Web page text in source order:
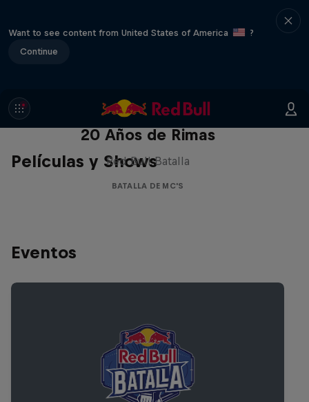
Want to see content from United States of America
?
Continue
Películas y Shows
Red Bull Batalla Nueva Historia:
20 Años de Rimas
Red Bull Batalla
BATALLA DE MC'S
Eventos